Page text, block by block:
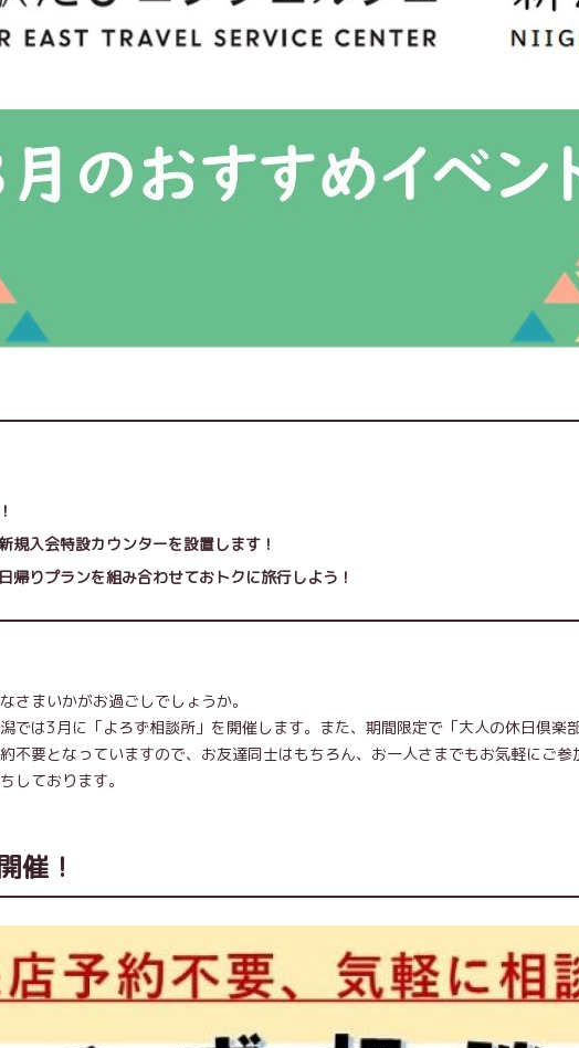
規入会特設カウンターを設置します！
帰りプランを組み合わせておトクに旅行しよう！
さまいかがお過ごしでしょうか。
では3月に「よろず相談所」を開催します。また、期間限定で「大人の休日倶
不要となっていますので、お友達同士はもちろん、お一人さまでもお気軽にご
しております。
催！